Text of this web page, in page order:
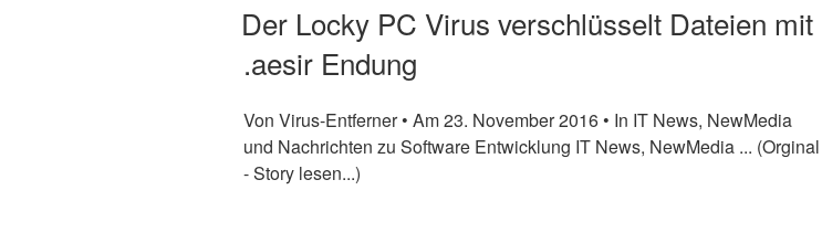
Der Locky PC Virus verschlüsselt Dateien mit
.aesir Endung
Von Virus-Entferner • Am 23. November 2016 • In IT News, NewMedia
und Nachrichten zu Software Entwicklung IT News, NewMedia ... (Orginal
- Story lesen...)